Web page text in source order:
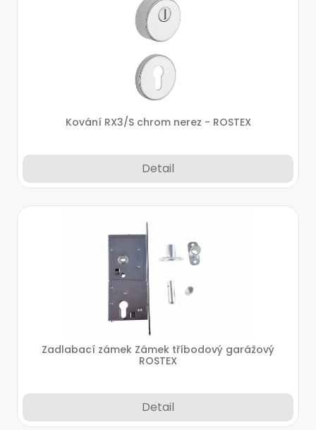
Kování RX3/S chrom nerez - ROSTEX
Detail
Zadlabací zámek Zámek tříbodový garážový
ROSTEX
Detail